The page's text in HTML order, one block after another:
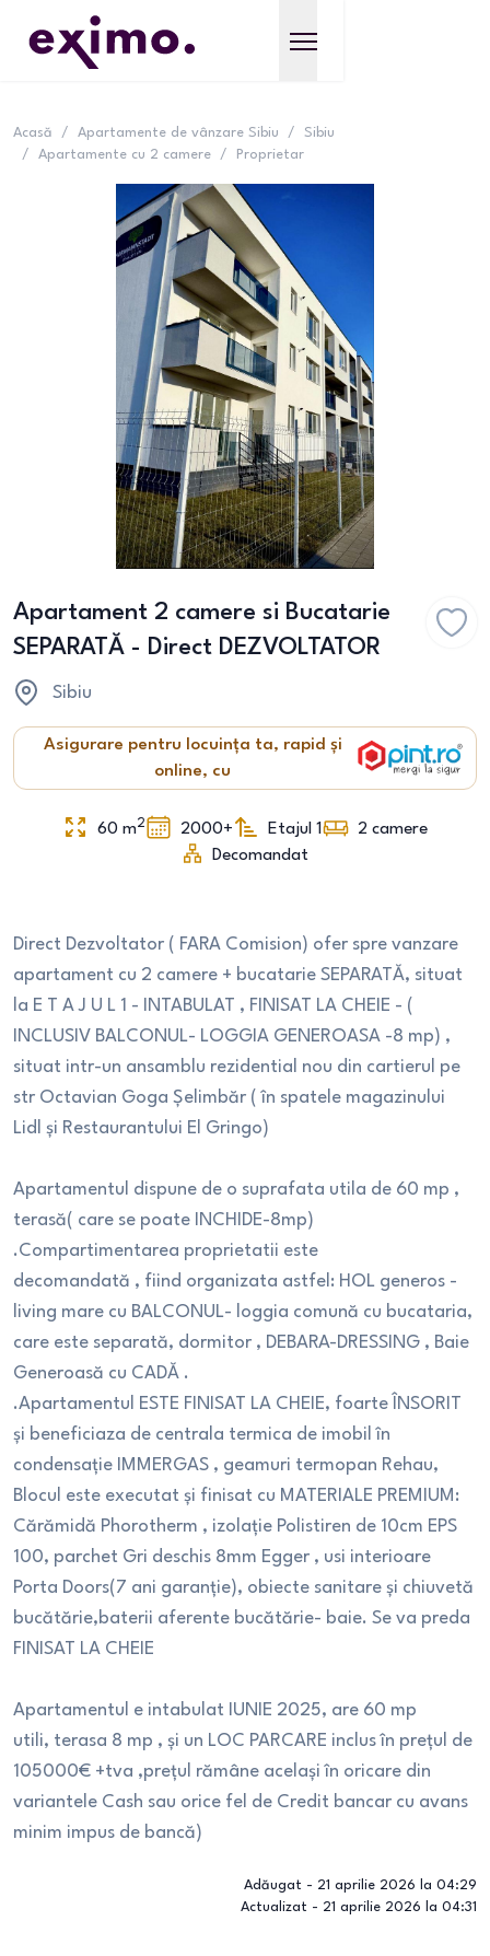
Acasă / Apartamente de vânzare Sibiu /
Sibiu
/
Apartamente cu 2 camere / Proprietar
Apartament 2 camere si Bucatarie
SEPARATĂ - Direct DEZVOLTATOR
Sibiu
Asigurare pentru locuința ta, rapid și
online, cu
60 m2 2000+ Etajul 1 2 camere
Decomandat
Direct Dezvoltator ( FARA Comision) ofer spre vanzare
apartament cu 2 camere + bucatarie SEPARATĂ, situat
la E T A J U L 1 - INTABULAT , FINISAT LA CHEIE - (
INCLUSIV BALCONUL- LOGGIA GENEROASA -8 mp) ,
situat intr-un ansamblu rezidential nou din cartierul pe
str Octavian Goga Șelimbăr ( în spatele magazinului
Lidl și Restaurantului El Gringo)
Apartamentul dispune de o suprafata utila de 60 mp ,
terasă( care se poate INCHIDE-8mp)
.Compartimentarea proprietatii este
decomandată , fiind organizata astfel: HOL generos -
living mare cu BALCONUL- loggia comună cu bucataria,
care este separată, dormitor , DEBARA-DRESSING , Baie
Generoasă cu CADĂ .
.Apartamentul ESTE FINISAT LA CHEIE, foarte ÎNSORIT
și beneficiaza de centrala termica de imobil în
condensație IMMERGAS , geamuri termopan Rehau,
Blocul este executat și finisat cu MATERIALE PREMIUM:
Cărămidă Phorotherm , izolație Polistiren de 10cm EPS
100, parchet Gri deschis 8mm Egger , usi interioare
Porta Doors(7 ani garanție), obiecte sanitare și chiuvetă
bucătărie,baterii aferente bucătărie- baie. Se va preda
FINISAT LA CHEIE
Apartamentul e intabulat IUNIE 2025, are 60 mp
utili, terasa 8 mp , și un LOC PARCARE inclus în prețul de
105000€ +tva ,prețul rămâne același în oricare din
variantele Cash sau orice fel de Credit bancar cu avans
minim impus de bancă)
Adăugat - 21 aprilie 2026 la 04:29
Actualizat - 21 aprilie 2026 la 04:31